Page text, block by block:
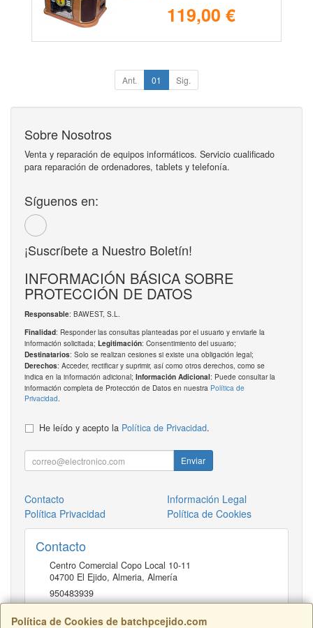
119,00 €
Ant. 01 Sig.
Política de Cookies de batchpcejido.com
Sobre Nosotros
Venta y reparación de equipos informáticos. Servicio cualificado
para reparación de ordenadores, tablets y telefonía.
Síguenos en:
¡Suscríbete a Nuestro Boletín!
INFORMACIÓN BÁSICA SOBRE
PROTECCIÓN DE DATOS
Responsable: BAWEST, S.L.
Finalidad: Responder las consultas planteadas por el usuario y enviarle la
información solicitada; Legitimación: Consentimiento del usuario;
Destinatarios: Solo se realizan cesiones si existe una obligación legal;
Derechos: Acceder, rectificar y suprimir, así como otros derechos, como se
indica en la información adicional; Información Adicional: Puede consultar la
información completa de Protección de Datos en nuestra Política de
Privacidad.
He leído y acepto la Política de Privacidad.
Enviar
Contacto
Información Legal
Política Privacidad
Política de Cookies
Contacto
Centro Comercial Copo Local 10-11
04700 El Ejido, Almeria, Almería
950483939